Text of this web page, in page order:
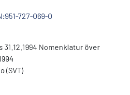
727-069-0
Nomenklatur över
(SVT)